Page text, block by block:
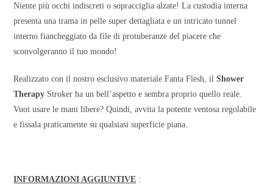
Niente più occhi indiscreti o sopracciglia alzate! La custodia interna
presenta una trama in pelle super dettagliata e un intricato tunnel
interno fiancheggiato da file di protuberanze del piacere che
sconvolgeranno il tuo mondo!
Realizzato con il nostro esclusivo materiale Fanta Flesh, ilShower
Therapy Stroker ha un bell’aspetto e sembra proprio quello reale.
Vuoi usare le mani libere? Quindi, avvita la potente ventosa regolabile
e fissala praticamente su qualsiasi superficie piana.
INFORMAZIONI AGGIUNTIVE :